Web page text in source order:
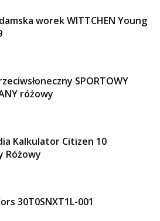
worek WITTCHEN Young
SPORTOWY
różowy
Kalkulator Citizen 10
Różowy
30T0SNXT1L-001